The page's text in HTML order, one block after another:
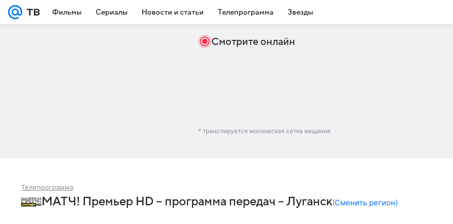
Фильмы Сериалы Новости и статьи Телепрограмма Звезды
Смотрите онлайн
* транслируется московская сетка вещания
Телепрограмма
МАТЧ! Премьер HD – программа передач – Луганск(Сменить регион)